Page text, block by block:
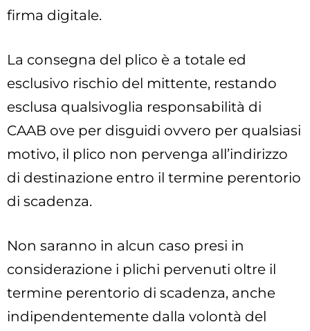
firma digitale.
La consegna del plico è a totale ed
esclusivo rischio del mittente, restando
esclusa qualsivoglia responsabilità di
CAAB ove per disguidi ovvero per qualsiasi
motivo, il plico non pervenga all’indirizzo
di destinazione entro il termine perentorio
di scadenza.
Non saranno in alcun caso presi in
considerazione i plichi pervenuti oltre il
termine perentorio di scadenza, anche
indipendentemente dalla volontà del